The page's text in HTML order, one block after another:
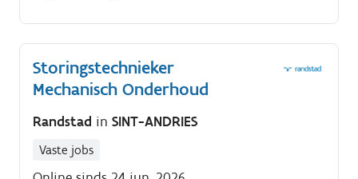
Storingstechnieker
Mechanisch Onderhoud
Randstad in SINT-ANDRIES
Vaste jobs